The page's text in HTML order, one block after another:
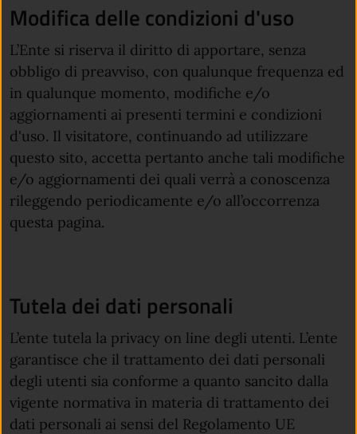
Modifica delle condizioni d'uso
L’Ente si riserva il diritto di apportare, senza
obbligo di preavviso, con qualunque frequenza ed
in qualunque momento, modifiche e/o
aggiornamenti ai presenti termini e condizioni
d'uso. Il visitatore, continuando ad utilizzare
questo sito, accetta pertanto anche tali modifiche
e/o aggiornamenti dei quali verrà a conoscenza
rileggendo periodicamente e/o all’occorrenza
questa pagina.
Tutela dei dati personali
L’ente tutela la privacy on line degli utenti. L’ente
garantisce che il trattamento dei dati personali
degli utenti sia conforme a quanto sancito dalla
vigente normativa in materia di trattamento dei
dati personali ai sensi del Regolamento UE